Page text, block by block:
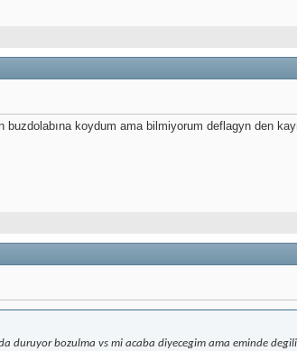
koydum ama bilmiyorum deflagyn den
duruyor bozulma vs mi acaba diyecegim ama eminde